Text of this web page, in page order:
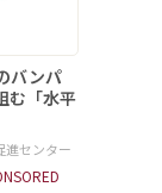
バンパ
む「水平
進センター